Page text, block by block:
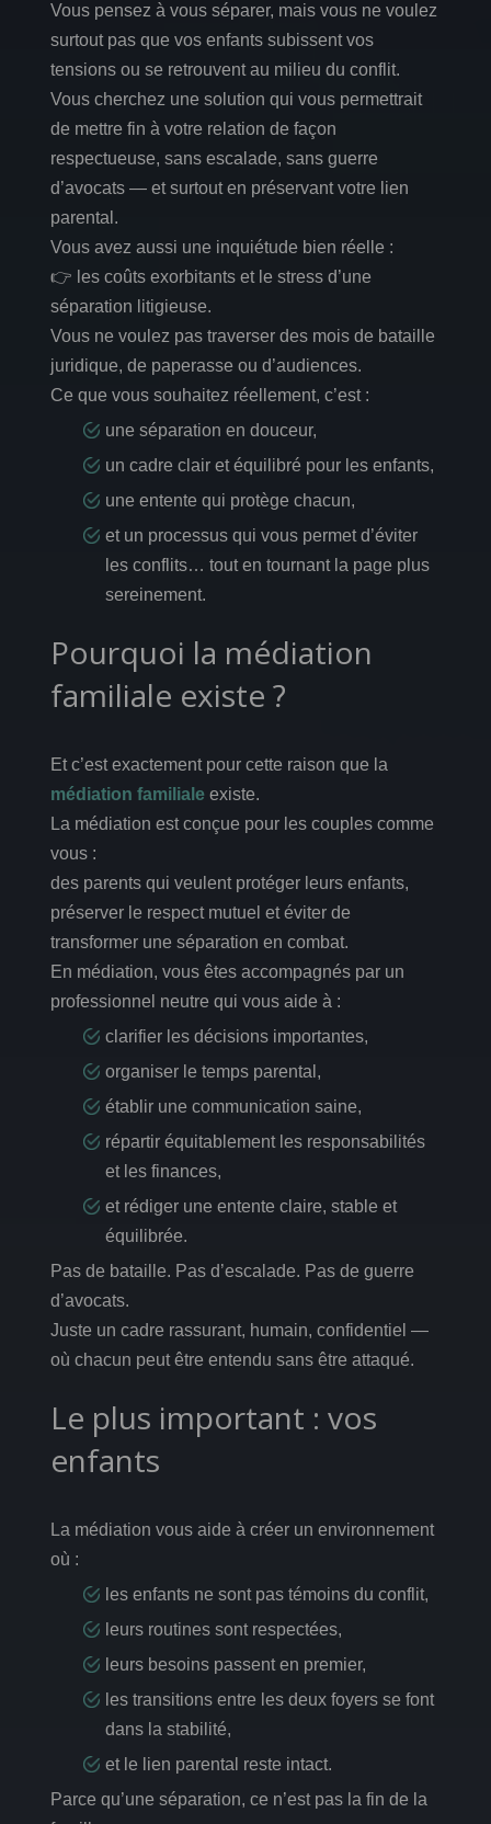
Vous pensez à vous séparer, mais vous ne voulez
surtout pas que vos enfants subissent vos
tensions ou se retrouvent au milieu du conflit.
Vous cherchez une solution qui vous permettrait
de mettre fin à votre relation de façon
respectueuse, sans escalade, sans guerre
d’avocats — et surtout en préservant votre lien
parental.
Vous avez aussi une inquiétude bien réelle :
👉 les coûts exorbitants et le stress d’une
séparation litigieuse.
Vous ne voulez pas traverser des mois de bataille
juridique, de paperasse ou d’audiences.
Ce que vous souhaitez réellement, c’est :
une séparation en douceur,
un cadre clair et équilibré pour les enfants,
une entente qui protège chacun,
et un processus qui vous permet d’éviter
les conflits… tout en tournant la page plus
sereinement.
Pourquoi la médiation
familiale existe ?
Et c’est exactement pour cette raison que la
médiation familiale existe.
La médiation est conçue pour les couples comme
vous :
des parents qui veulent protéger leurs enfants,
préserver le respect mutuel et éviter de
transformer une séparation en combat.
En médiation, vous êtes accompagnés par un
professionnel neutre qui vous aide à :
clarifier les décisions importantes,
organiser le temps parental,
établir une communication saine,
répartir équitablement les responsabilités
et les finances,
et rédiger une entente claire, stable et
équilibrée.
Pas de bataille. Pas d’escalade. Pas de guerre
d’avocats.
Juste un cadre rassurant, humain, confidentiel —
où chacun peut être entendu sans être attaqué.
Le plus important : vos
enfants
La médiation vous aide à créer un environnement
où :
les enfants ne sont pas témoins du conflit,
leurs routines sont respectées,
leurs besoins passent en premier,
les transitions entre les deux foyers se font
dans la stabilité,
et le lien parental reste intact.
Parce qu’une séparation, ce n’est pas la fin de la